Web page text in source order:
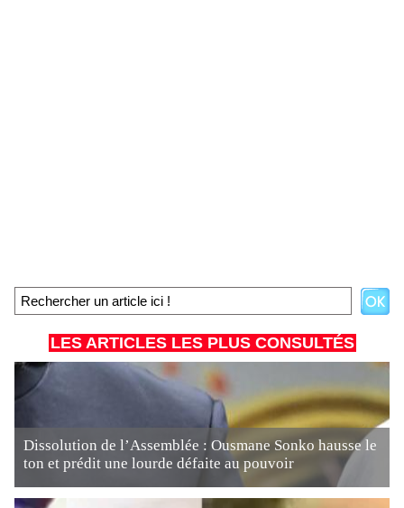
LES ARTICLES LES PLUS CONSULTÉS
Dissolution de l’Assemblée : Ousmane Sonko hausse le
ton et prédit une lourde défaite au pouvoir